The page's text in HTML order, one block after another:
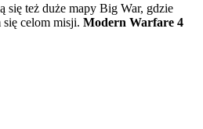
też duże mapy Big War, gdzie
celom misji. Modern Warfare 4